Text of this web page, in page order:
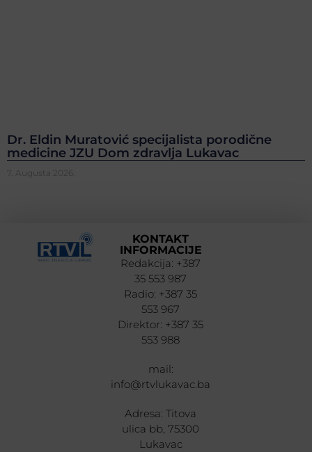
Dr. Eldin Muratović specijalista porodične
medicine JZU Dom zdravlja Lukavac
7. Augusta 2026.
KONTAKT
INFORMACIJE
Redakcija: +387
35 553 987
Radio: +387 35
553 967
Direktor: +387 35
553 988
mail:
info@rtvlukavac.ba
Adresa: Titova
ulica bb, 75300
Lukavac